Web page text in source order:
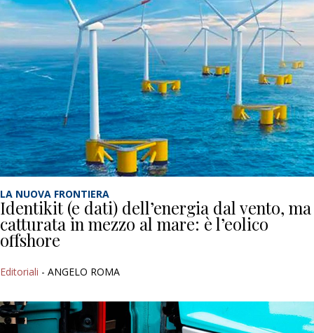
LA NUOVA FRONTIERA
Identikit (e dati) dell’energia dal vento, ma
catturata in mezzo al mare: è l’eolico
offshore
Editoriali - ANGELO ROMA